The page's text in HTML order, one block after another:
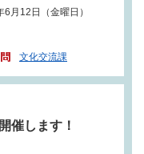
月12日（金曜日）
文化交流課
催します！